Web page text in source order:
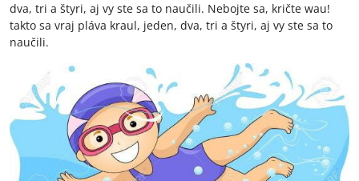
dva, tri a štyri, aj vy ste sa to naučili. Nebojte sa, kričte wau!
takto sa vraj pláva kraul, jeden, dva, tri a štyri, aj vy ste sa to
naučili.